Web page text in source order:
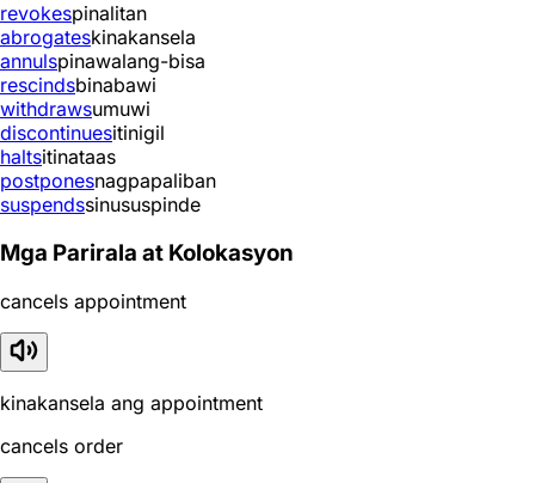
revokespinalitan
abrogateskinakansela
annulspinawalang-bisa
rescindsbinabawi
withdrawsumuwi
discontinuesitinigil
haltsitinataas
postponesnagpapaliban
suspendssinususpinde
Mga Parirala at Kolokasyon
cancels appointment
kinakansela ang appointment
cancels order